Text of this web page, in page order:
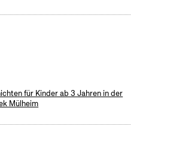
für Kinder ab 3 Jahren in der
Mülheim